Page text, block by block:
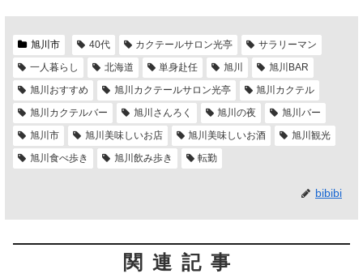
旭川市 40代 カクテールサロン光亭
サラリーマン
一人暮らし
北海道 単身赴任 旭川
旭川BAR
旭川おすすめ
旭川カクテールサロン光亭
旭川カクテル
旭川カクテルバー
旭川さんろく 旭川の夜
旭川バー
旭川市
旭川美味しいお店 旭川美味しいお酒
旭川観光
旭川食べ歩き
旭川飲み歩き 転勤
bibibi
関連記事